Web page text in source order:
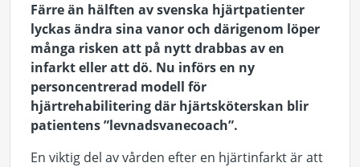
Färre än hälften av svenska hjärtpatienter
lyckas ändra sina vanor och därigenom löper
många risken att på nytt drabbas av en
infarkt eller att dö. Nu införs en ny
personcentrerad modell för
hjärtrehabilitering där hjärtsköterskan blir
patientens ”levnadsvanecoach”.
En viktig del av vården efter en hjärtinfarkt är att